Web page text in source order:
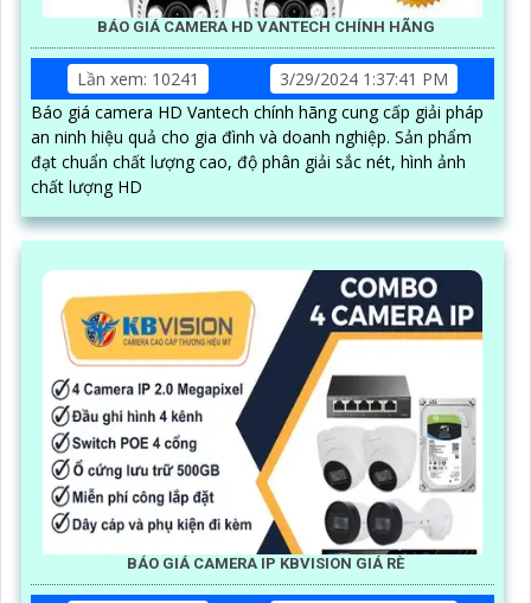
BÁO GIÁ CAMERA HD VANTECH CHÍNH HÃNG
Lần xem: 10241
3/29/2024 1:37:41 PM
Báo giá camera HD Vantech chính hãng cung cấp giải pháp
an ninh hiệu quả cho gia đình và doanh nghiệp. Sản phẩm
đạt chuẩn chất lượng cao, độ phân giải sắc nét, hình ảnh
chất lượng HD
BÁO GIÁ CAMERA IP KBVISION GIÁ RÈ